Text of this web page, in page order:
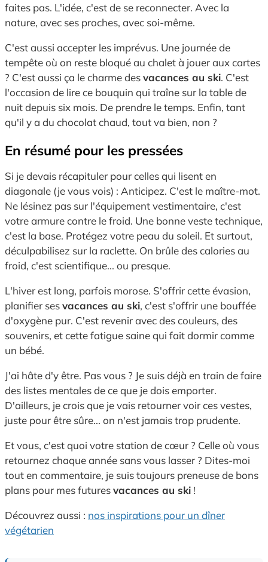
faites pas. L'idée, c'est de se reconnecter. Avec la
nature, avec ses proches, avec soi-même.
C'est aussi accepter les imprévus. Une journée de
tempête où on reste bloqué au chalet à jouer aux cartes
? C'est aussi ça le charme desvacances au ski. C'est
l'occasion de lire ce bouquin qui traîne sur la table de
nuit depuis six mois. De prendre le temps. Enfin, tant
qu'il y a du chocolat chaud, tout va bien, non ?
En résumé pour les pressées
Si je devais récapituler pour celles qui lisent en
diagonale (je vous vois) : Anticipez. C'est le maître-mot.
Ne lésinez pas sur l'équipement vestimentaire, c'est
votre armure contre le froid. Une bonne veste technique,
c'est la base. Protégez votre peau du soleil. Et surtout,
déculpabilisez sur la raclette. On brûle des calories au
froid, c'est scientifique... ou presque.
L'hiver est long, parfois morose. S'offrir cette évasion,
planifier sesvacances au ski, c'est s'offrir une bouffée
d'oxygène pur. C'est revenir avec des couleurs, des
souvenirs, et cette fatigue saine qui fait dormir comme
un bébé.
J'ai hâte d'y être. Pas vous ? Je suis déjà en train de faire
des listes mentales de ce que je dois emporter.
D'ailleurs, je crois que je vais retourner voir ces vestes,
juste pour être sûre... on n'est jamais trop prudente.
Et vous, c'est quoi votre station de cœur ? Celle où vous
retournez chaque année sans vous lasser ? Dites-moi
tout en commentaire, je suis toujours preneuse de bons
plans pour mes futuresvacances au ski !
Découvrez aussi : nos inspirations pour un dîner
végétarien